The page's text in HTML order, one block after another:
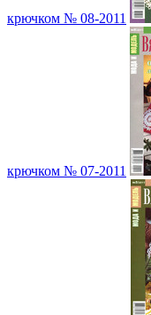
крючком № 08-2011
крючком № 07-2011